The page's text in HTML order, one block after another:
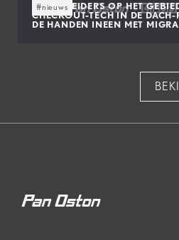
#nieuws
MARKTLEIDERS OP HET
CHECKOUT-TECH IN DE
DE HANDEN INEEN MET